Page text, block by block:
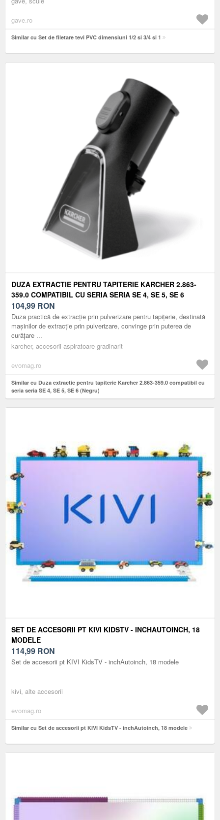
gave.ro
Similar cu Set de filetare tevi PVC dimensiuni 1/2 si 3/4 si 1
DUZA EXTRACTIE PENTRU TAPITERIE KARCHER 2.863-
359.0 COMPATIBIL CU SERIA SERIA SE 4, SE 5, SE 6
(NEGRU)
104,99 RON
Duza practică de extracție prin pulverizare pentru tapițerie, destinată
mașinilor de extracție prin pulverizare, convinge prin puterea de
curățare ...
karcher, accesorii aspiratoare gradinarit
evomag.ro
Similar cu Duza extractie pentru tapiterie Karcher 2.863-359.0 compatibil cu
seria seria SE 4, SE 5, SE 6 (Negru)
SET DE ACCESORII PT KIVI KIDSTV - INCHAUTOINCH, 18
MODELE
114,99 RON
Set de accesorii pt KIVI KidsTV - inchAutoinch, 18 modele
kivi, alte accesorii
evomag.ro
Similar cu Set de accesorii pt KIVI KidsTV - inchAutoinch, 18 modele